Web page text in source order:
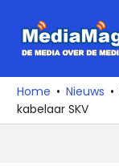
naar
media
over
de
Home Nieuws
kabelaar SKV